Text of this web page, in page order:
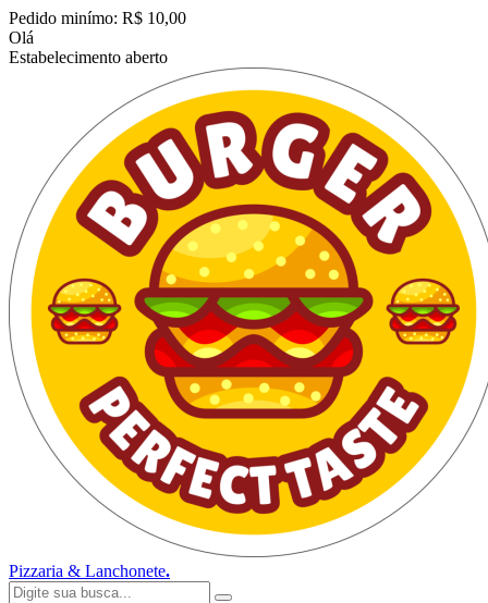
Pedido minímo: R$ 10,00
Olá
Estabelecimento aberto
Pizzaria & Lanchonete.